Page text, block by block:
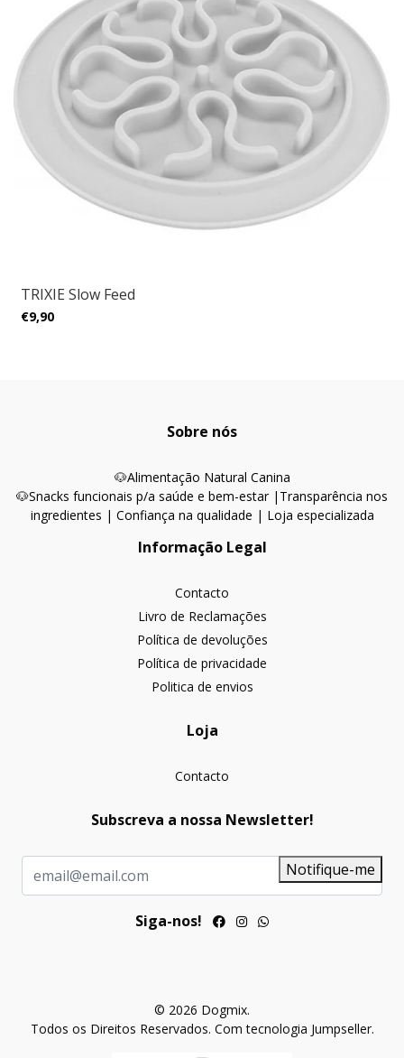
TRIXIE Slow Feed
€9,90
Sobre nós
🐶Alimentação Natural Canina
🐶Snacks funcionais p/a saúde e bem-estar | Transparência nos
ingredientes | Confiança na qualidade | Loja especializada
Informação Legal
Contacto
Livro de Reclamações
Política de devoluções
Política de privacidade
Politica de envios
Loja
Contacto
Subscreva a nossa Newsletter!
Notifique-me
Siga-nos!
© 2026 Dogmix.
Todos os Direitos Reservados. Com tecnologia Jumpseller.